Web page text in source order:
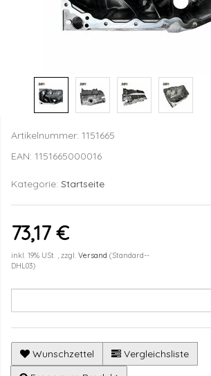
Artikelnummer: 1151665
EAN: 1151665000016
Kategorie: Startseite
73,17 €
inkl. 19% USt. , zzgl. Versand (Standard--
DHL03)
Wunschzettel
Vergleichsliste